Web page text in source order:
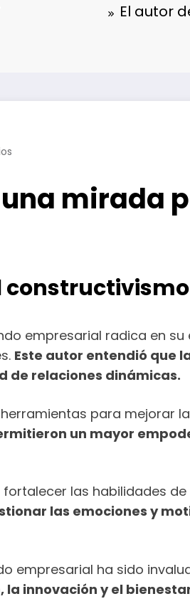
El autor
mirada
empresarial radica en
Este autor entendió que
de relaciones dinámicas.
para mejorar
un mayor
las habilidades
las emociones y
empresarial ha sido
innovación y el